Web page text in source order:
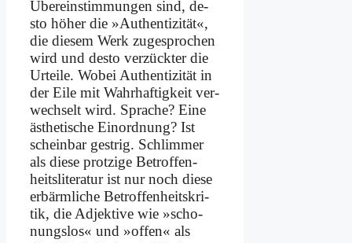
Über­ein­stim­mun­gen sind, de­
sto hö­her die »Au­then­ti­zi­tät«,
die die­sem Werk zu­ge­spro­chen
wird und de­sto ver­zück­ter die
Ur­tei­le. Wo­bei Au­then­ti­zi­tät in
der Ei­le mit Wahr­haf­tig­keit ver­
wech­selt wird. Spra­che? Ei­ne
äs­the­ti­sche Ein­ord­nung? Ist
schein­bar gest­rig. Schlim­mer
als die­se prot­zi­ge Betroffen­
heitsliteratur ist nur noch die­se
er­bärm­li­che Be­trof­fen­heits­kri­
tik, die Ad­jek­ti­ve wie »scho­
nungs­los« und »of­fen« als